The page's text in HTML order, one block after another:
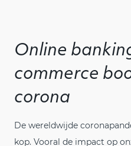
Online
commerce
corona
De wereldwijde
kop. Vooral de impact op